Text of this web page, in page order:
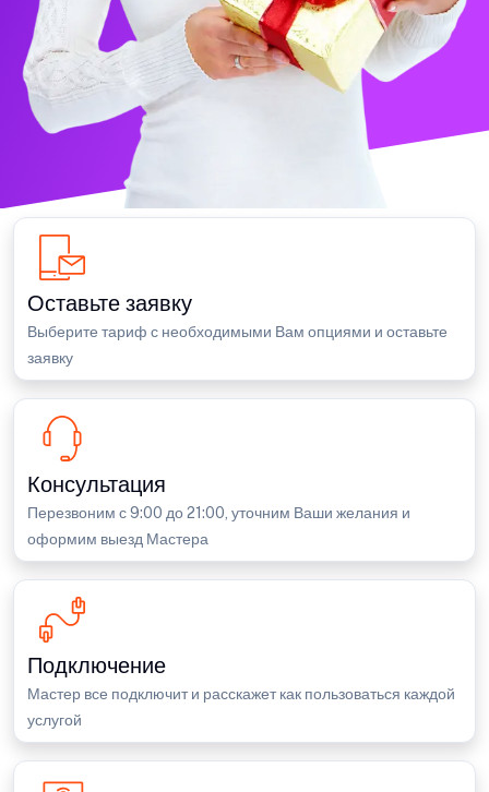
Оставьте заявку
Выберите тариф с необходимыми Вам опциями и оставьте
заявку
Консультация
Перезвоним с 9:00 до 21:00, уточним Ваши желания и
оформим выезд Мастера
Подключение
Мастер все подключит и расскажет как пользоваться каждой
услугой